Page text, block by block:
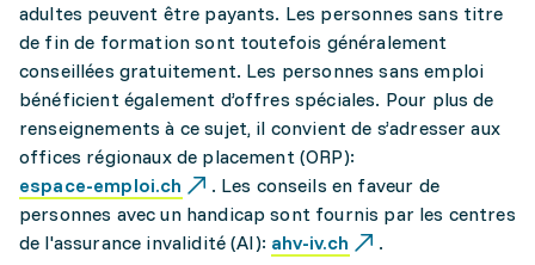
adultes peuvent être payants. Les personnes sans titre
de fin de formation sont toutefois généralement
conseillées gratuitement. Les personnes sans emploi
bénéficient également d’offres spéciales. Pour plus de
renseignements à ce sujet, il convient de s’adresser aux
offices régionaux de placement (ORP):
espace-emploi.ch
. Les conseils en faveur de
personnes avec un handicap sont fournis par les centres
de l'assurance invalidité (AI): ahv-iv.ch .